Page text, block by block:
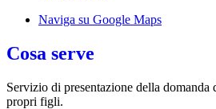
Naviga su Google Maps
Cosa serve
Servizio di presentazione della
propri figli.